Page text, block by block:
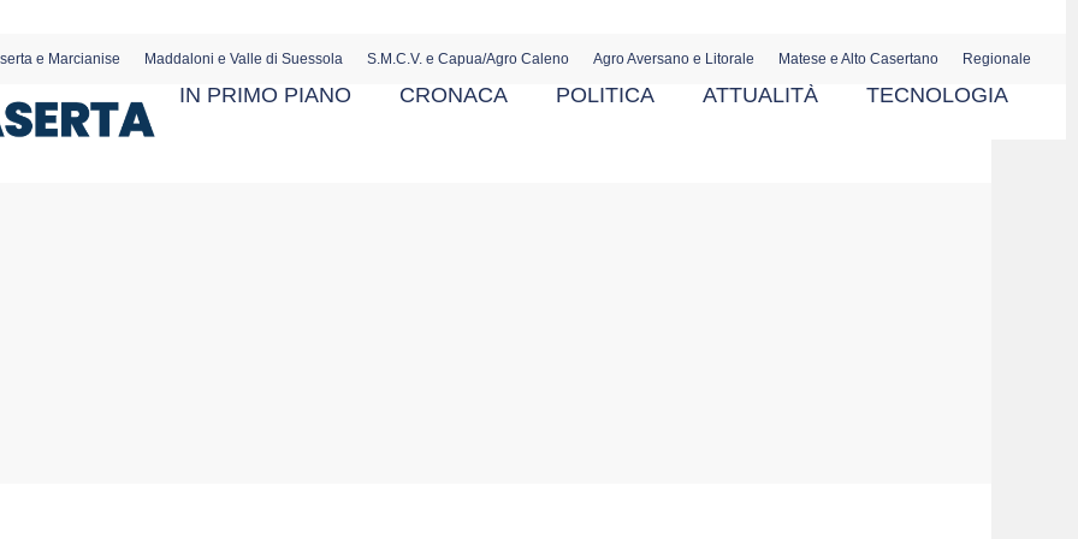
e Marcianise Maddaloni e Valle di Suessola S.M.C.V. e Capua/Agro Caleno Agro Aversano e Litorale Matese e Alto Casertano Regionale
IN PRIMO PIANO CRONACA POLITICA ATTUALITÀ TECNOLOGIA